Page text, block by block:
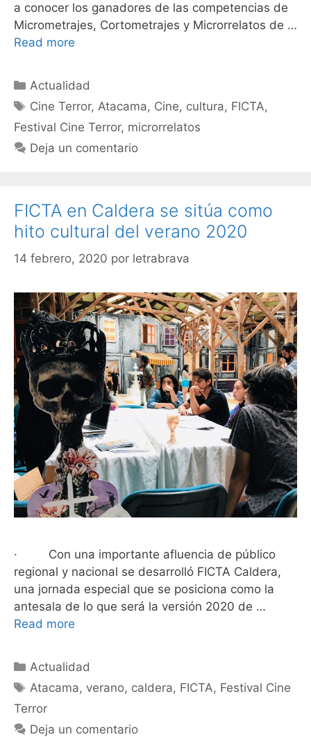
a conocer los ganadores de las competencias de
Micrometrajes, Cortometrajes y Microrrelatos de …
Read more
Actualidad
Cine Terror,Atacama, Cine, cultura, FICTA,
Festival Cine Terror, microrrelatos
Deja un comentario
FICTA en Caldera se sitúa como
hito cultural del verano 2020
14 febrero, 2020 por letrabrava
· Con una importante afluencia de público
regional y nacional se desarrolló FICTA Caldera,
una jornada especial que se posiciona como la
antesala de lo que será la versión 2020 de …
Read more
Actualidad
Atacama, verano, caldera, FICTA, Festival Cine
Terror
Deja un comentario